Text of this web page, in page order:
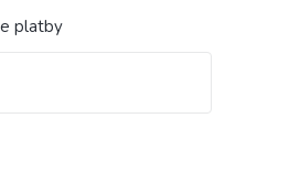
platby